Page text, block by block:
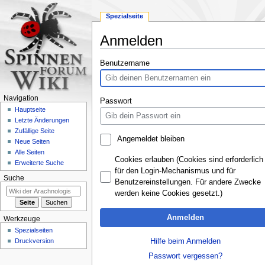
Anmelden
Zur
Navigation
springen
Zur
Suche
springen
Benutzername
Passwort
Angemeldet bleiben
Cookies erlauben (Cookies sind erforderlich
für den Login-Mechanismus und für
Benutzereinstellungen. Für andere Zwecke
werden keine Cookies gesetzt.)
Anmelden
Hilfe beim Anmelden
Passwort vergessen?
Spezialseite
Navigation
Hauptseite
Letzte Änderungen
Zufällige Seite
Neue Seiten
Alle Seiten
Erweiterte Suche
Suche
Werkzeuge
Spezialseiten
Druckversion